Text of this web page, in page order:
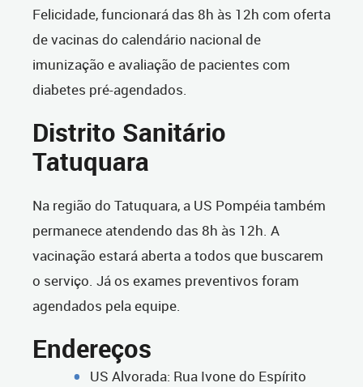
Felicidade, funcionará das 8h às 12h com oferta
de vacinas do calendário nacional de
imunização e avaliação de pacientes com
diabetes pré-agendados.
Distrito Sanitário
Tatuquara
Na região do Tatuquara, a US Pompéia também
permanece atendendo das 8h às 12h. A
vacinação estará aberta a todos que buscarem
o serviço. Já os exames preventivos foram
agendados pela equipe.
Endereços
US Alvorada: Rua Ivone do Espírito